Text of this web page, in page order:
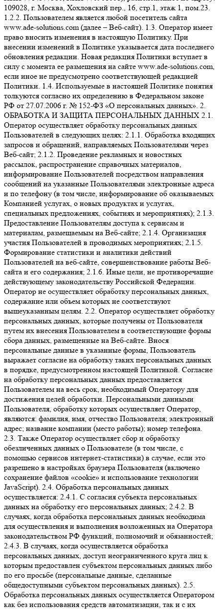
109028, г. Москва, Хохловский пер., 16, стр.1, этаж 1, пом.23.
1.2.2. Пользователем является любой посетитель сайта
www.ade-solutions.com (далее – Веб-сайт). 1.3. Оператор имеет
право вносить изменения в настоящую Политику. При
внесении изменений в Политике указывается дата последнего
обновления редакции. Новая редакция Политики вступает в
силу с момента ее размещения на сайте www.ade-solutions.com,
если иное не предусмотрено соответствующей редакцией
Политики. 1.4. Используемые в настоящей Политике понятия
толкуются согласно их определению в Федеральном законе
РФ от 27.07.2006 г. № 152-ФЗ «О персональных данных». 2.
ОБРАБОТКА И ЗАЩИТА ПЕРСОНАЛЬНЫХ ДАННЫХ 2.1.
Оператор осуществляет обработку персональных данных
Пользователей в следующих целях: 2.1.1. Обработка входящих
запросов и обращений, направляемых Пользователями через
Веб-сайт; 2.1.2. Проведение рекламных и новостных
рассылок, распространение справочных материалов,
информирование Пользователей посредством направления
сообщений на указанные Пользователями электронные адреса
и по телефону (в том числе, информирование об оказываемых
Компанией услугах, о новых продуктах и услугах,
специальных предложениях, событиях и мероприятиях); 2.1.3.
Предоставление Пользователям доступа к сервисам и
материалам, размещаемым на Веб-сайте; 2.1.4. Организация
участия Пользователей в проводимых мероприятиях; 2.1.5.
Формирование статистики и аналитики действий
Пользователей на веб-сайте, совершенствование работы Веб-
сайта и его содержания; 2.1.6. Иные цели, не противоречащие
действующему законодательству Российской Федерации.
Оператор не осуществляет обработку персональных данных,
содержание или объем которых не соответствуют
вышеуказанным целям. 2.2. Оператор осуществляет обработку
персональных данных, которые получены от Пользователя
путем их внесения Пользователем в соответствующие формы
сбора данных, размещенные на Веб-сайте. Внося
персональные данные в указанные формы, Пользователь
выражает согласие на обработку таких персональных данных
в порядке, предусмотренном настоящей Политикой. Согласие
на обработку персональных данных предоставляется
Пользователем на весь срок, необходимый Оператору для
достижения целей обработки. Персональными данными
Пользователя, обработку которых осуществляет Оператор,
являются: фамилия, имя, отчество Пользователя; электронный
адрес; название компании (место работы); номер телефона.
2.3. Также Оператор осуществляет сбор и обработку
обезличенных данных о Пользователе (в том числе, с
помощью сервисов интернет-статистики) в случае, если это
разрешено в настройках браузера Пользователя (включено
сохранение файлов «cookie» и использование технологии
JavaScript). 2.4. Обработка персональных данных
осуществляется: 2.4.1. С согласия субъекта персональных
данных на обработку его персональных данных; 2.4.2. В
случаях, когда обработка персональных данных необходима
для осуществления и выполнения возложенных на Оператора
законодательством РФ функций, полномочий и обязанностей;
2.4.3. В случаях, когда осуществляется обработка
персональных данных, доступ неограниченного круга лиц к
которым предоставлен субъектом персональных данных либо
по его просьбе (персональные данные, сделанные
общедоступными субъектом персональных данных). 2.5.
Обработка персональных данных осуществляется Оператором
как без использования средств автоматизации, так и с их